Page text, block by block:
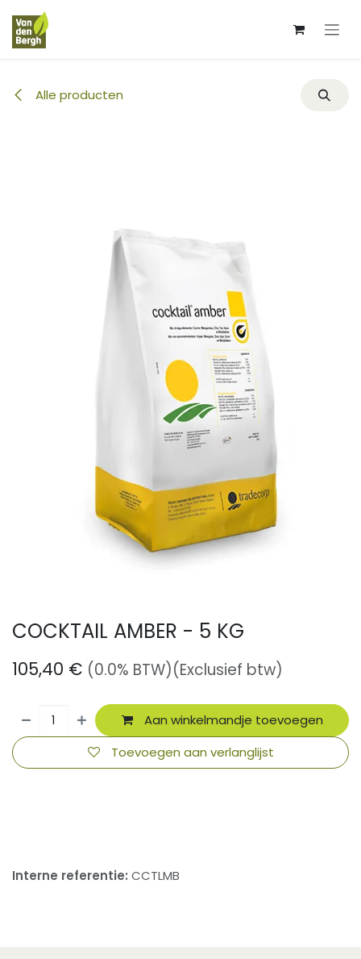
Overslaan naar inhoud
Alle producten
COCKTAIL AMBER - 5 KG
105,40 € (0.0% BTW)(Exclusief btw)
Aan winkelmandje toevoegen
Toevoegen aan verlanglijst
Interne referentie: CCTLMB